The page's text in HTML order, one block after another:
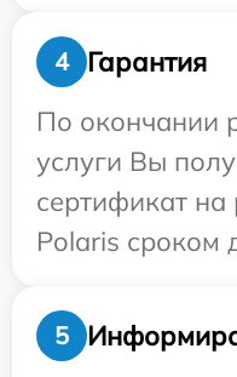
4
Гарантия
По окончании
услуги Вы
сертификат на
Polaris сроком
5